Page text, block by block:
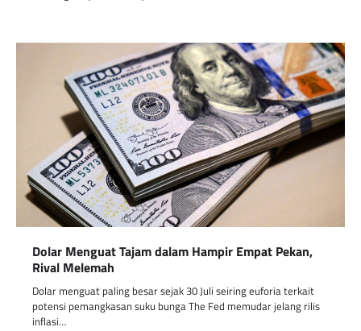
Dolar Menguat Tajam dalam Hampir Empat Pekan,
Rival Melemah
Dolar menguat paling besar sejak 30 Juli seiring euforia terkait
potensi pemangkasan suku bunga The Fed memudar jelang rilis
inflasi…